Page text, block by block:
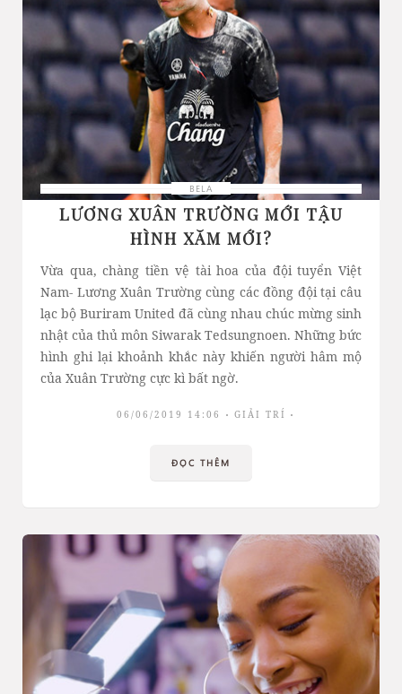
BELA
LƯƠNG XUÂN TRƯỜNG MỚI TẬU
HÌNH XĂM MỚI?
Vừa qua, chàng tiền vệ tài hoa của đội tuyển Việt
Nam- Lương Xuân Trường cùng các đồng đội tại câu
lạc bộ Buriram United đã cùng nhau chúc mừng sinh
nhật của thủ môn Siwarak Tedsungnoen. Những bức
hình ghi lại khoảnh khắc này khiến người hâm mộ
của Xuân Trường cực kì bất ngờ.
06/06/2019 14:06 GIẢI TRÍ
ĐỌC THÊM